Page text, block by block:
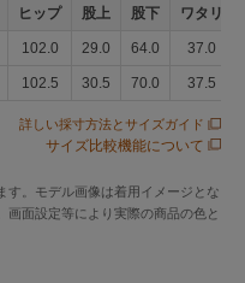
品などに移りますので、
濡れた状態で他のお洗濯
はお避けください。
ずご確認いただきますよ
ヒップ 股上 股下 ワタリ
102.0 29.0 64.0 37.0
102.5 30.5 70.0 37.5
詳しい採寸方法とサイズガイド
サイズ比較機能について
す。モデル画像は着用イメージとな
画面設定等により実際の商品の色と